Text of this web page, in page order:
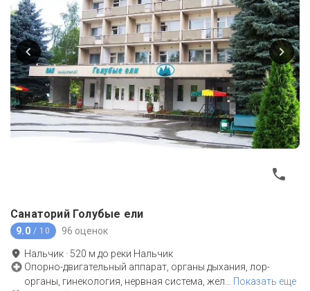
Санаторий Голубые ели
9.0 / 10 96 оценок
Нальчик · 520 м до реки Нальчик
Опорно-двигательный аппарат, органы дыхания, лор-
органы, гинекология, нервная система, жел… Показать еще